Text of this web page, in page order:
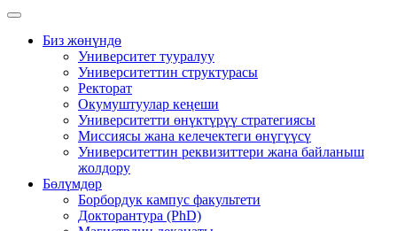
Биз жөнүндө
Университет тууралуу
Университеттин структурасы
Ректорат
Окумуштуулар кеңеши
Университетти өнүктүрүү стратегиясы
Миссиясы жана келечектеги өнүгүүсү
Университеттин реквизиттери жана байланыш
жолдору
Бөлүмдөр
Борбордук кампус факультети
Докторантура (PhD)